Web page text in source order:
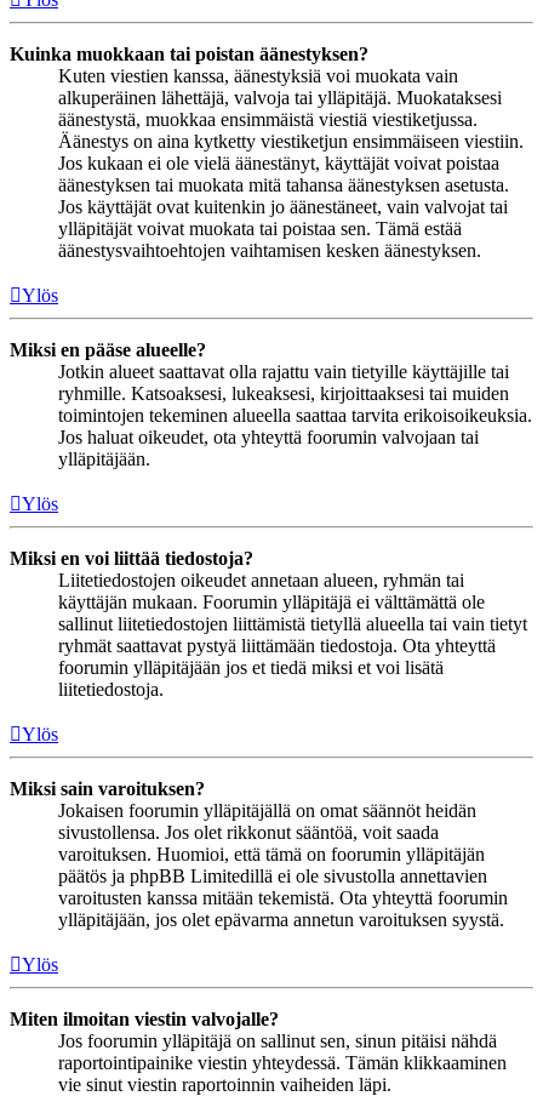
Kuinka muokkaan tai poistan äänestyksen?
Kuten viestien kanssa, äänestyksiä voi muokata vain
alkuperäinen lähettäjä, valvoja tai ylläpitäjä. Muokataksesi
äänestystä, muokkaa ensimmäistä viestiä viestiketjussa.
Äänestys on aina kytketty viestiketjun ensimmäiseen viestiin.
Jos kukaan ei ole vielä äänestänyt, käyttäjät voivat poistaa
äänestyksen tai muokata mitä tahansa äänestyksen asetusta.
Jos käyttäjät ovat kuitenkin jo äänestäneet, vain valvojat tai
ylläpitäjät voivat muokata tai poistaa sen. Tämä estää
äänestysvaihtoehtojen vaihtamisen kesken äänestyksen.
Ylös
Miksi en pääse alueelle?
Jotkin alueet saattavat olla rajattu vain tietyille käyttäjille tai
ryhmille. Katsoaksesi, lukeaksesi, kirjoittaaksesi tai muiden
toimintojen tekeminen alueella saattaa tarvita erikoisoikeuksia.
Jos haluat oikeudet, ota yhteyttä foorumin valvojaan tai
ylläpitäjään.
Ylös
Miksi en voi liittää tiedostoja?
Liitetiedostojen oikeudet annetaan alueen, ryhmän tai
käyttäjän mukaan. Foorumin ylläpitäjä ei välttämättä ole
sallinut liitetiedostojen liittämistä tietyllä alueella tai vain tietyt
ryhmät saattavat pystyä liittämään tiedostoja. Ota yhteyttä
foorumin ylläpitäjään jos et tiedä miksi et voi lisätä
liitetiedostoja.
Ylös
Miksi sain varoituksen?
Jokaisen foorumin ylläpitäjällä on omat säännöt heidän
sivustollensa. Jos olet rikkonut sääntöä, voit saada
varoituksen. Huomioi, että tämä on foorumin ylläpitäjän
päätös ja phpBB Limitedillä ei ole sivustolla annettavien
varoitusten kanssa mitään tekemistä. Ota yhteyttä foorumin
ylläpitäjään, jos olet epävarma annetun varoituksen syystä.
Ylös
Miten ilmoitan viestin valvojalle?
Jos foorumin ylläpitäjä on sallinut sen, sinun pitäisi nähdä
raportointipainike viestin yhteydessä. Tämän klikkaaminen
vie sinut viestin raportoinnin vaiheiden läpi.